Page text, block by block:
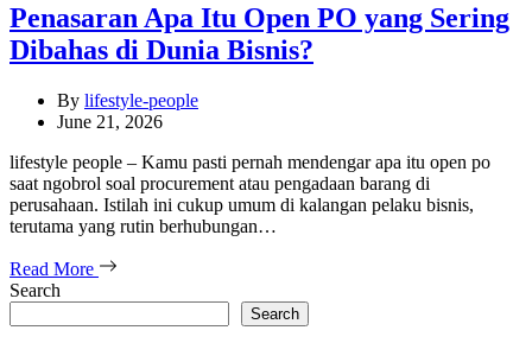
Penasaran Apa Itu Open PO yang Sering
Dibahas di Dunia Bisnis?
By lifestyle-people
June 21, 2026
lifestyle people – Kamu pasti pernah mendengar apa itu open po
saat ngobrol soal procurement atau pengadaan barang di
perusahaan. Istilah ini cukup umum di kalangan pelaku bisnis,
terutama yang rutin berhubungan…
Read More
Search
Search